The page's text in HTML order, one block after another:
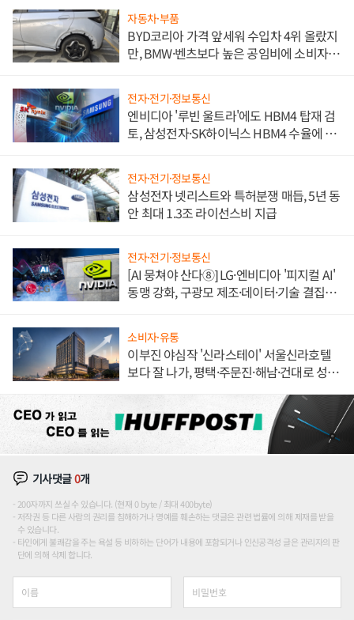
자동차·부품
BYD코리아 가격 앞세워 수입차 4위 올랐지
만, BMW·벤츠보다 높은 공임비에 소비자
전자·전기·정보통신
엔비디아 '루빈 울트라'에도 HBM4 탑재 검
토, 삼성전자·SK하이닉스 HBM4 수율에 주
전자·전기·정보통신
삼성전자 넷리스트와 특허분쟁 매듭, 5년 동
안 최대 1.3조 라이선스비 지급
전자·전기·정보통신
[AI 뭉쳐야 산다⑧] LG·엔비디아 '피지컬 AI'
동맹 강화, 구광모 제조·데이터·기술 결집
소비자·유통
이부진 야심작 '신라스테이' 서울신라호텔
보다 잘 나가, 평택·주문진·해남·건대로 성
기사댓글0개
200자까지 쓰실 수 있습니다. (현재 0 byte / 최대 400byte)
저작권 등 다른 사람의 권리를 침해하거나 명예를 훼손하는 댓글은 관련 법률에 의해 제재를 받을
수 있습니다.
타인에게 불쾌감을 주는 욕설 등 비하하는 단어가 내용에 포함되거나 인신공격성 글은 관리자의 판
단에 의해 삭제 합니다.